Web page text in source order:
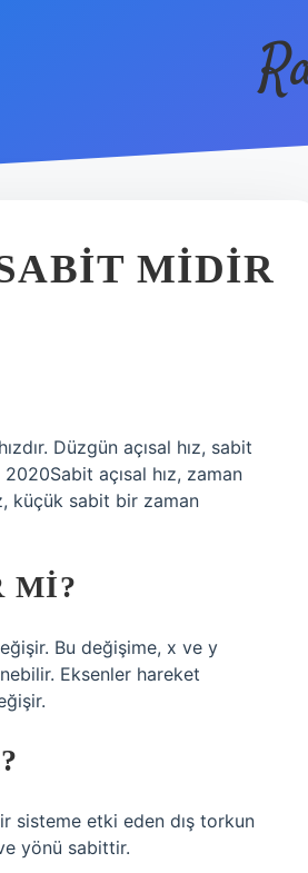
MIDIR
Düzgün açısal hız, sabit
açısal hız, zaman
küçük sabit bir zaman
MI?
Bu değişime, x ve y
Eksenler hareket
sisteme etki eden dış torkun
yönü sabittir.